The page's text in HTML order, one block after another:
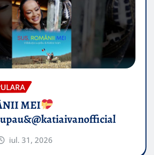
MEI
iul. 31, 2026